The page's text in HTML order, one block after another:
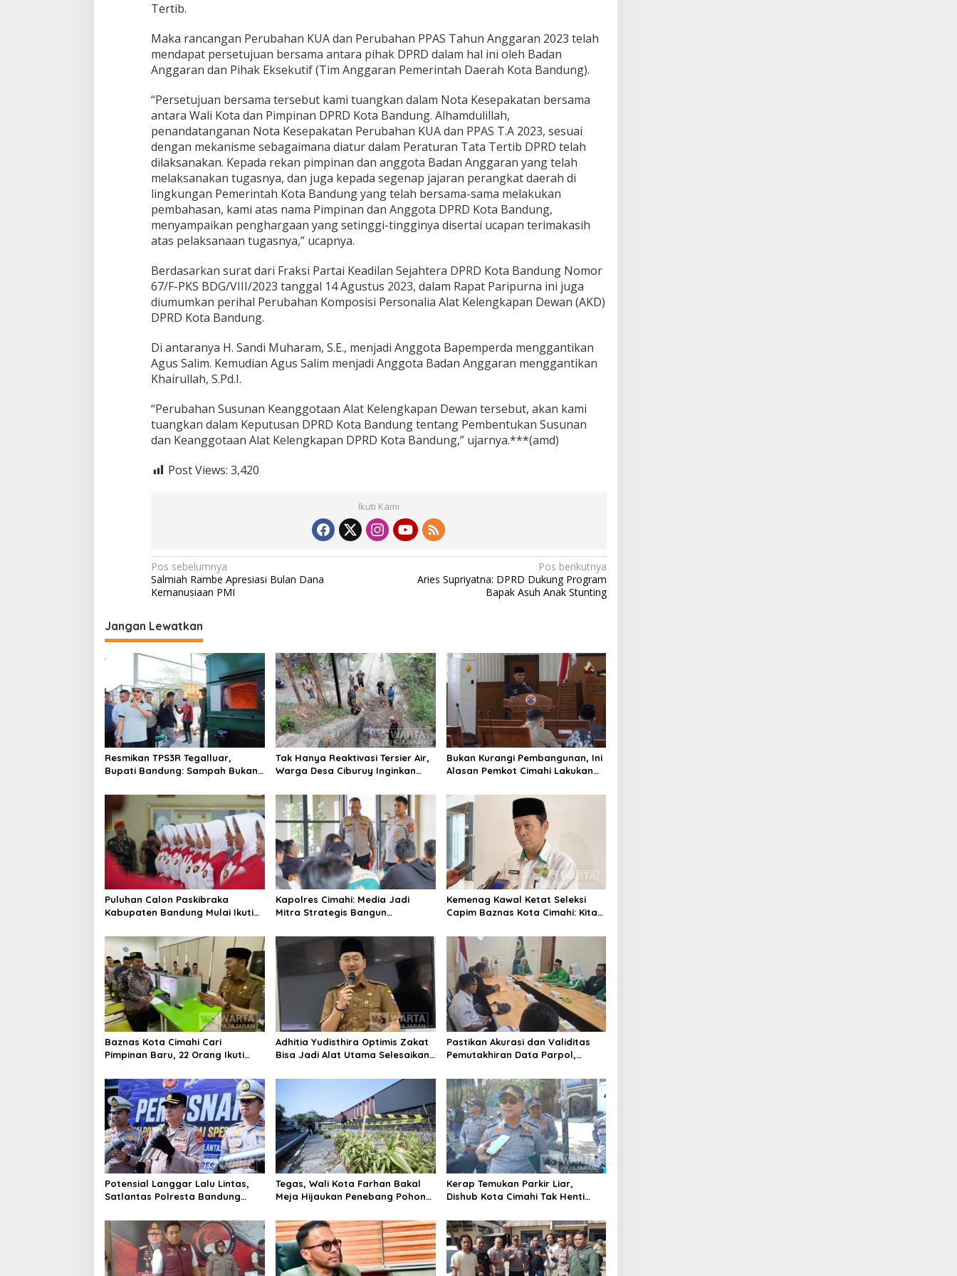
Tertib.
Maka rancangan Perubahan KUA dan Perubahan PPAS Tahun Anggaran 2023 telah
mendapat persetujuan bersama antara pihak DPRD dalam hal ini oleh Badan
Anggaran dan Pihak Eksekutif (Tim Anggaran Pemerintah Daerah Kota Bandung).
“Persetujuan bersama tersebut kami tuangkan dalam Nota Kesepakatan bersama
antara Wali Kota dan Pimpinan DPRD Kota Bandung. Alhamdulillah,
penandatanganan Nota Kesepakatan Perubahan KUA dan PPAS T.A 2023, sesuai
dengan mekanisme sebagaimana diatur dalam Peraturan Tata Tertib DPRD telah
dilaksanakan. Kepada rekan pimpinan dan anggota Badan Anggaran yang telah
melaksanakan tugasnya, dan juga kepada segenap jajaran perangkat daerah di
lingkungan Pemerintah Kota Bandung yang telah bersama-sama melakukan
pembahasan, kami atas nama Pimpinan dan Anggota DPRD Kota Bandung,
menyampaikan penghargaan yang setinggi-tingginya disertai ucapan terimakasih
atas pelaksanaan tugasnya,” ucapnya.
Berdasarkan surat dari Fraksi Partai Keadilan Sejahtera DPRD Kota Bandung Nomor
67/F-PKS BDG/VIII/2023 tanggal 14 Agustus 2023, dalam Rapat Paripurna ini juga
diumumkan perihal Perubahan Komposisi Personalia Alat Kelengkapan Dewan (AKD)
DPRD Kota Bandung.
Di antaranya H. Sandi Muharam, S.E., menjadi Anggota Bapemperda menggantikan
Agus Salim. Kemudian Agus Salim menjadi Anggota Badan Anggaran menggantikan
Khairullah, S.Pd.I.
“Perubahan Susunan Keanggotaan Alat Kelengkapan Dewan tersebut, akan kami
tuangkan dalam Keputusan DPRD Kota Bandung tentang Pembentukan Susunan
dan Keanggotaan Alat Kelengkapan DPRD Kota Bandung,” ujarnya.***(amd)
Post Views: 3,420
Ikuti Kami
N
a
i
g
a
s
i
p
o
s
Pos sebelumnya
Salmiah Rambe Apresiasi Bulan Dana
Kemanusiaan PMI
Pos berikutnya
Aries Supriyatna: DPRD Dukung Program
Bapak Asuh Anak Stunting
Jangan Lewatkan
Resmikan TPS3R Tegalluar,
Bupati Bandung: Sampah Bukan
Tak Hanya Reaktivasi Tersier Air,
Warga Desa Ciburuy Inginkan
Bukan Kurangi Pembangunan, Ini
Alasan Pemkot Cimahi Lakukan
Puluhan Calon Paskibraka
Kabupaten Bandung Mulai Ikuti
Kapolres Cimahi: Media Jadi
Mitra Strategis Bangun
Kemenag Kawal Ketat Seleksi
Capim Baznas Kota Cimahi: Kita
Berintegritas
Baznas Kota Cimahi Cari
Pimpinan Baru, 22 Orang Ikuti
Adhitia Yudisthira Optimis Zakat
Bisa Jadi Alat Utama Selesaikan
Pastikan Akurasi dan Validitas
Pemutakhiran Data Parpol,
Pengawasan
Potensial Langgar Lalu Lintas,
Satlantas Polresta Bandung
Brong
Tegas, Wali Kota Farhan Bakal
Meja Hijaukan Penebang Pohon
Kerap Temukan Parkir Liar,
Dishub Kota Cimahi Tak Henti